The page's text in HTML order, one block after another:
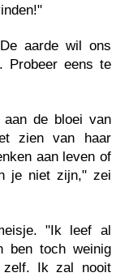
aarde wil ons
Probeer eens te
de bloei van
zien van haar
aan leven of
je niet zijn," zei
"Ik leef al
ben toch weinig
zelf. Ik zal nooit